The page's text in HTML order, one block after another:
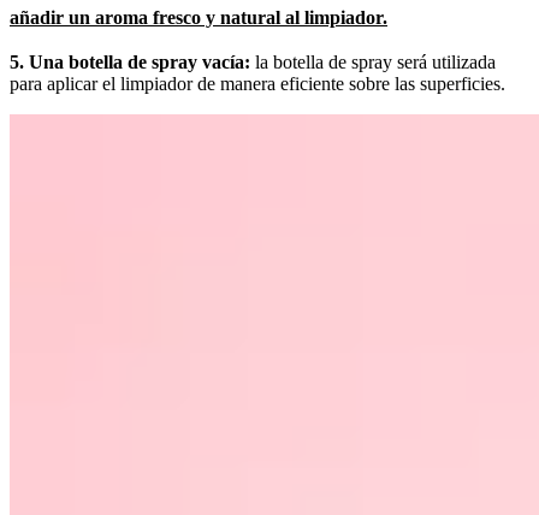
añadir un aroma fresco y natural al limpiador.
5. Una botella de spray vacía: la botella de spray será utilizada
para aplicar el limpiador de manera eficiente sobre las superficies.